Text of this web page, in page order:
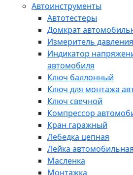
Автоинструменты
Автотестеры
Домкрат
Измеритель
Индикатор
автомобиля
Ключ баллонный
Ключ для монтажа
Ключ свечной
Компрессор
Кран гаражный
Лебедка цепная
Лейка автомобильная
Масленка
Монтажка